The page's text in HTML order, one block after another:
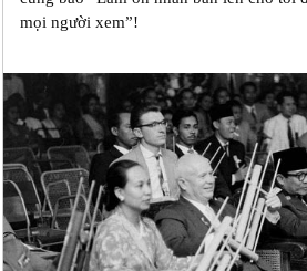
mọi người xem”!